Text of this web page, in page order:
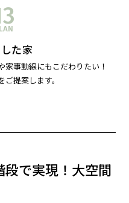
た家
家事動線にもこだわりたい！
提案します。
で実現！大空間